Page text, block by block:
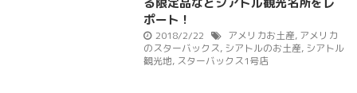
ポート！
2018/2/22 アメリカお土産, アメリカ
のスターバックス, シアトルのお土産, シアトル
観光地, スターバックス1号店